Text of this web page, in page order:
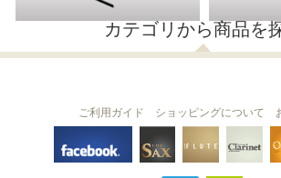
カテゴリから商品を
ご利用ガイド ショッピングについて